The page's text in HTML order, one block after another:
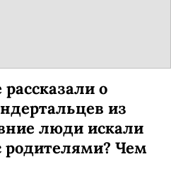
о
из
люди искали
Чем